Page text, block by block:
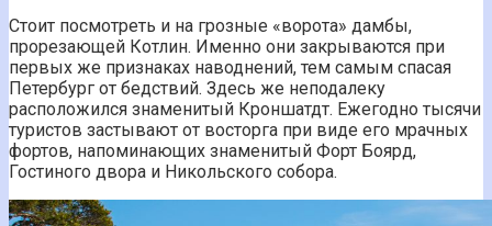
Стоит посмотреть и на грозные «ворота» дамбы,
прорезающей Котлин. Именно они закрываются при
первых же признаках наводнений, тем самым спасая
Петербург от бедствий. Здесь же неподалеку
расположился знаменитый Кроншатдт. Ежегодно тысячи
туристов застывают от восторга при виде его мрачных
фортов, напоминающих знаменитый Форт Боярд,
Гостиного двора и Никольского собора.